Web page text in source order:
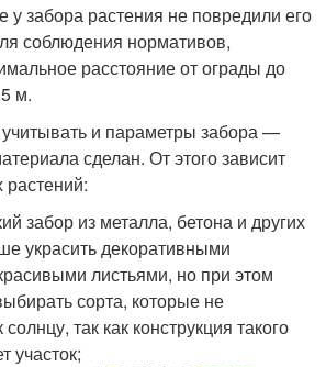
забора растения не повредили его
соблюдения нормативов,
расстояние от ограды до
м.
и параметры забора —
сделан. От этого зависит
забор из металла, бетона и других
украсить декоративными
листьями, но при этом
сорта, которые не
так как конструкция такого
участок;